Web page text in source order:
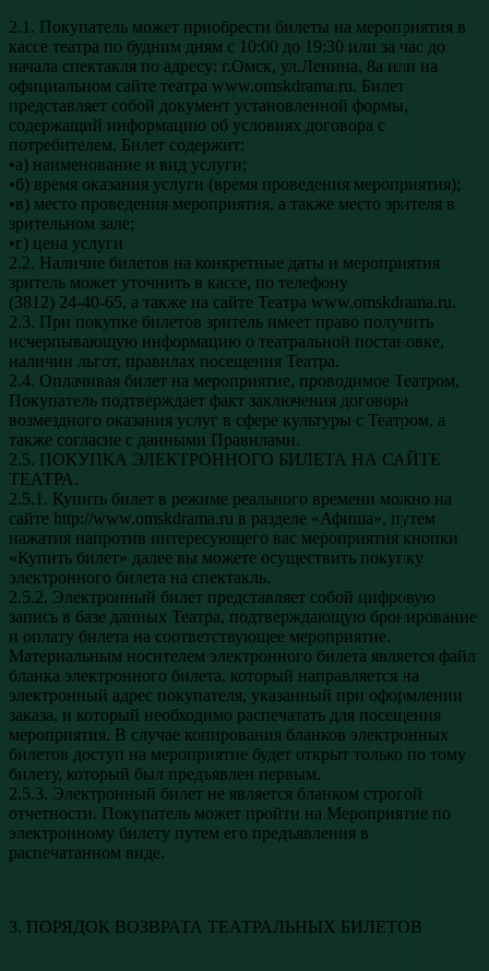
2.1. Покупатель может приобрести билеты на мероприятия в
кассе театра по будним дням с 10:00 до 19:30 или за час до
начала спектакля по адресу: г.Омск, ул.Ленина, 8а или на
официальном сайте театра www.omskdrama.ru. Билет
представляет собой документ установленной формы,
содержащий информацию об условиях договора с
потребителем. Билет содержит:
•а) наименование и вид услуги;
•б) время оказания услуги (время проведения мероприятия);
•в) место проведения мероприятия, а также место зрителя в
зрительном зале;
•г) цена услуги
2.2. Наличие билетов на конкретные даты и мероприятия
зритель может уточнить в кассе, по телефону
(3812) 24-40-65, а также на сайте Театра www.omskdrama.ru.
2.3. При покупке билетов зритель имеет право получить
исчерпывающую информацию о театральной постановке,
наличии льгот, правилах посещения Театра.
2.4. Оплачивая билет на мероприятие, проводимое Театром,
Покупатель подтверждает факт заключения договора
возмездного оказания услуг в сфере культуры с Театром, а
также согласие с данными Правилами.
2.5. ПОКУПКА ЭЛЕКТРОННОГО БИЛЕТА НА САЙТЕ
ТЕАТРА.
2.5.1. Купить билет в режиме реального времени можно на
сайте http://www.omskdrama.ru в разделе «Афиша», путем
нажатия напротив интересующего вас мероприятия кнопки
«Купить билет» далее вы можете осуществить покупку
электронного билета на спектакль.
2.5.2. Электронный билет представляет собой цифровую
запись в базе данных Театра, подтверждающую бронирование
и оплату билета на соответствующее мероприятие.
Материальным носителем электронного билета является файл
бланка электронного билета, который направляется на
электронный адрес покупателя, указанный при оформлении
заказа, и который необходимо распечатать для посещения
мероприятия. В случае копирования бланков электронных
билетов доступ на мероприятие будет открыт только по тому
билету, который был предъявлен первым.
2.5.3. Электронный билет не является бланком строгой
отчетности. Покупатель может пройти на Мероприятие по
электронному билету путем его предъявления в
распечатанном виде.
3. ПОРЯДОК ВОЗВРАТА ТЕАТРАЛЬНЫХ БИЛЕТОВ